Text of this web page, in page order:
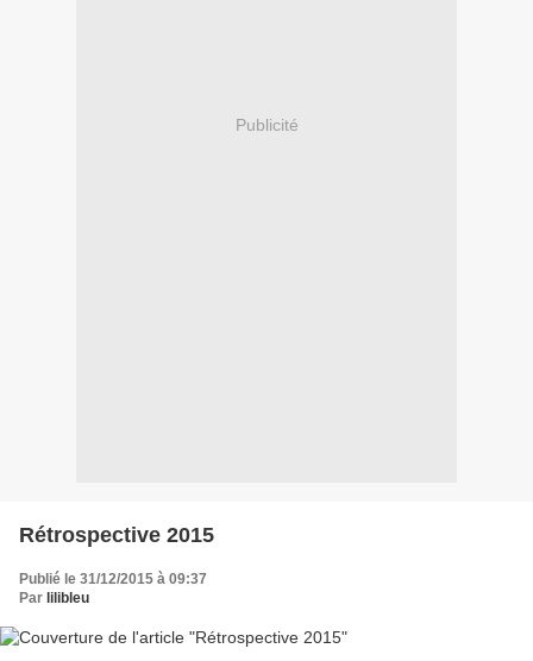
Publicité
Rétrospective 2015
Publié le 31/12/2015 à 09:37
Par lilibleu